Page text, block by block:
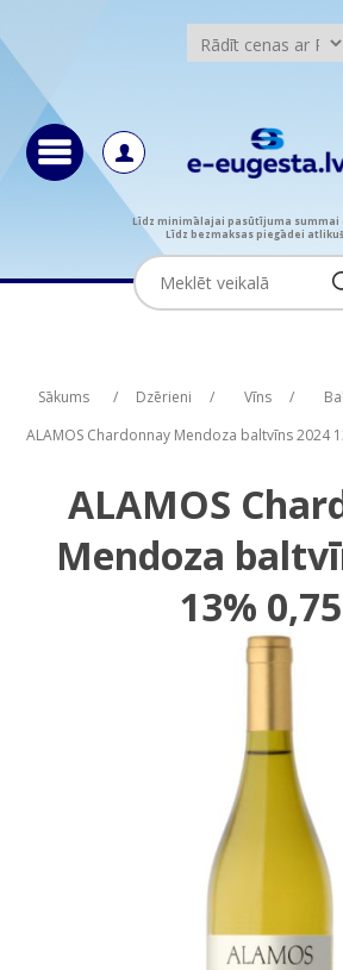
Līdz minimālajai pasūtījuma summai
Līdz bezmaksas piegādei
Sākums / Dzērieni / Vīns /
ALAMOS Chardonnay Mendoza baltvīns 2024
ALAMOS
Mendoza
13%